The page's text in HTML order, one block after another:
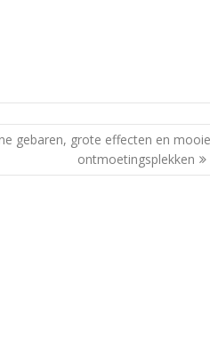
gebaren, grote effecten en mooie
ontmoetingsplekken